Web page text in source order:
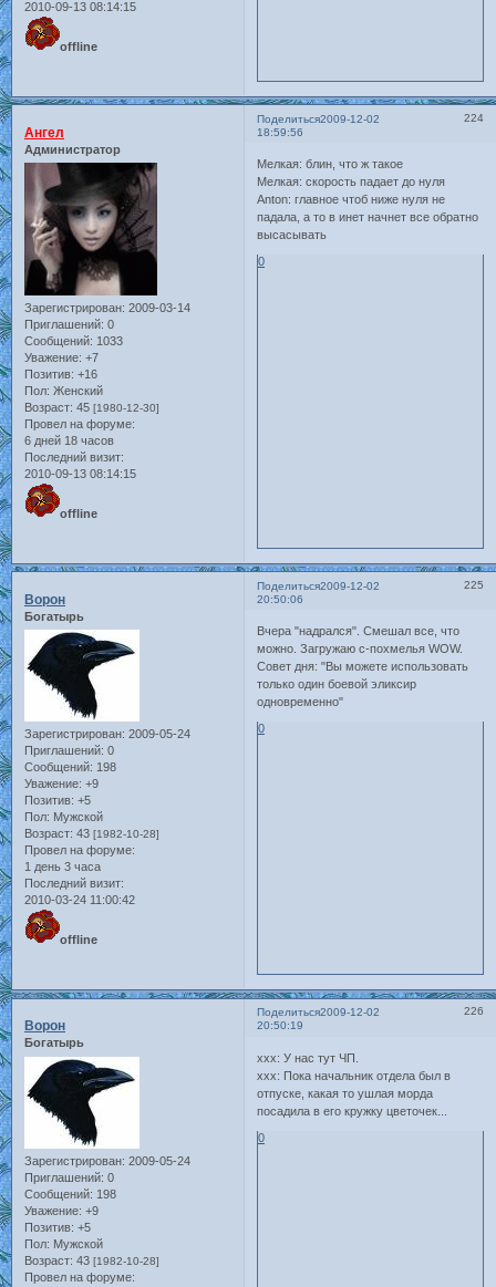
2010-09-13 08:14:15
offline
Поделиться 224
2009-12-02
18:59:56
Ангел
Администратор
Зарегистрирован: 2009-03-14
Приглашений: 0
Сообщений: 1033
Уважение: +7
Позитив: +16
Пол: Женский
Возраст: 45 [1980-12-30]
Провел на форуме:
6 дней 18 часов
Последний визит:
2010-09-13 08:14:15
offline
Мелкая: блин, что ж такое
Мелкая: скорость падает до нуля
Anton: главное чтоб ниже нуля не
падала, а то в инет начнет все обратно
высасывать
0
Поделиться 225
2009-12-02
20:50:06
Ворон
Богатырь
Зарегистрирован: 2009-05-24
Приглашений: 0
Сообщений: 198
Уважение: +9
Позитив: +5
Пол: Мужской
Возраст: 43 [1982-10-28]
Провел на форуме:
1 день 3 часа
Последний визит:
2010-03-24 11:00:42
offline
Вчера "надрался". Смешал все, что
можно. Загружаю с-похмелья WOW.
Совет дня: "Вы можете использовать
только один боевой эликсир
одновременно"
0
Поделиться 226
2009-12-02
20:50:19
Ворон
Богатырь
Зарегистрирован: 2009-05-24
Приглашений: 0
Сообщений: 198
Уважение: +9
Позитив: +5
Пол: Мужской
Возраст: 43 [1982-10-28]
Провел на форуме:
xxx: У нас тут ЧП.
xxx: Пока начальник отдела был в
отпуске, какая то ушлая морда
посадила в его кружку цветочек...
0